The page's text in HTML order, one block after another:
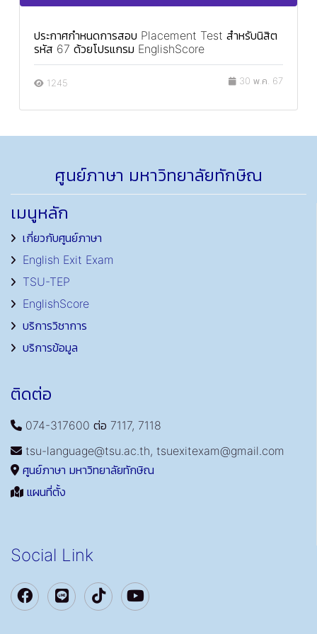
ประกาศกำหนดการสอบ Placement Test สำหรับนิสิต
รหัส 67 ด้วยโปรแกรม EnglishScore
1245 30 พ.ค. 67
ศูนย์ภาษา มหาวิทยาลัยทักษิณ
เมนูหลัก
เกี่ยวกับศูนย์ภาษา
English Exit Exam
TSU-TEP
EnglishScore
บริการวิชาการ
บริการข้อมูล
ติดต่อ
074-317600 ต่อ 7117, 7118
tsu-language@tsu.ac.th, tsuexitexam@gmail.com
ศูนย์ภาษา มหาวิทยาลัยทักษิณ
แผนที่ตั้ง
Social Link